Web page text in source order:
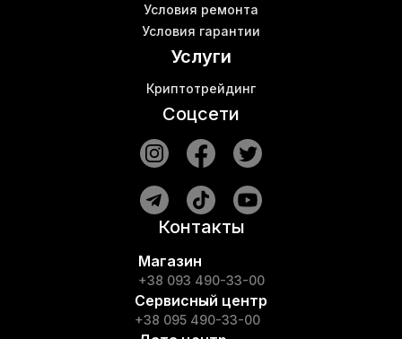
Условия ремонта
Условия гарантии
Услуги
Криптотрейдинг
Соцсети
Контакты
Магазин
+38 093 490-33-00
Сервисный центр
+38 095 490-33-00